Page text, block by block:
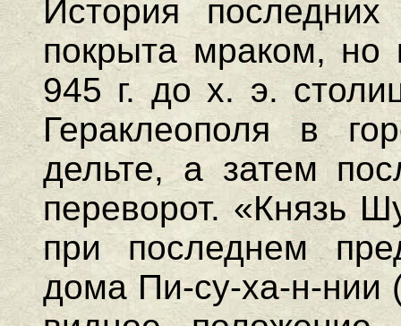
История
покрыта мраком,
945 г. до х. э.
Гераклеополя в
дельте, а затем
переворот. «Князь
при последнем
дома Пи-су-ха-н-нии